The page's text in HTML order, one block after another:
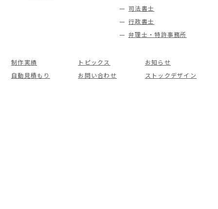
司法書士
行政書士
弁理士・特許事務所
制作実績 トピックス
お知らせ
自動見積もり
お問い合わせ ストックデザイン